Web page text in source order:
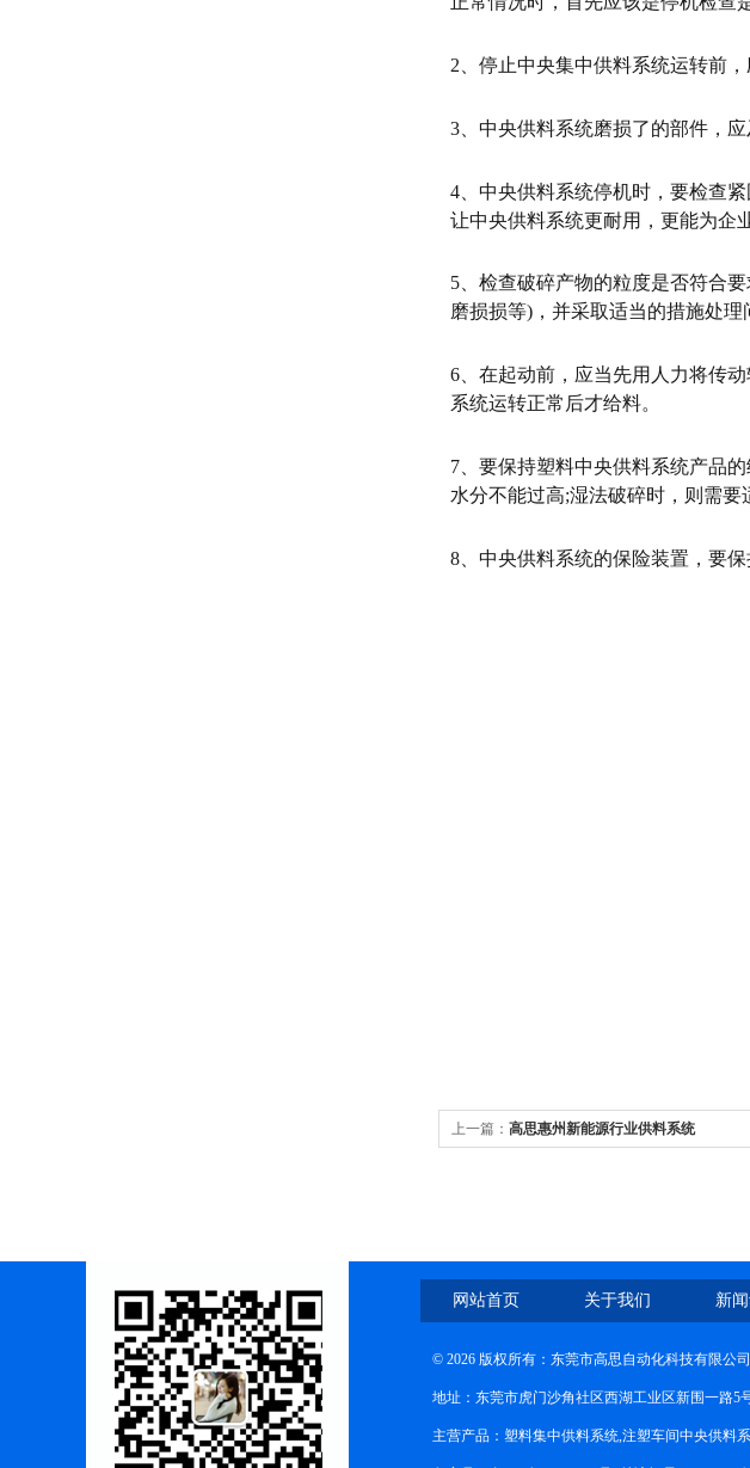
2、停止中央集中供料系统运转前
3、中央供料系统磨损了的部件，应
4、中央供料系统停机时，要检查
让中央供料系统更耐用，更能为企
5、检查破碎产物的粒度是否符合
磨损损等)，并采取适当的措施处理
6、在起动前，应当先用人力将传
系统运转正常后才给料。
7、要保持塑料中央供料系统产品
水分不能过高;湿法破碎时，则需要
8、中央供料系统的保险装置，要
上一篇： 高思惠州新能源行业供料系统
网站首页 关于我们 新
© 2026 版权所有：东莞市高思自动化科技有限公司
地址：东莞市虎门沙角社区西湖工业区新围一路5
主营产品：塑料集中供料系统,注塑车间中央供料